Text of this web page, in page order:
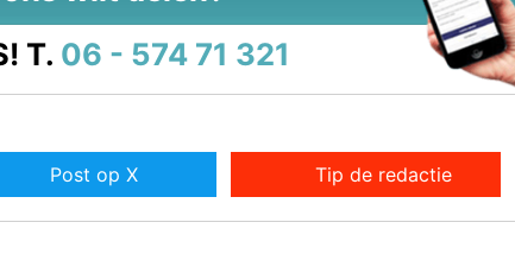
T. 06 - 574 71 321
Post op X Tip de redactie